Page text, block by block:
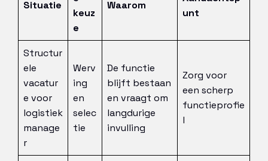
Situatie
keuz
e
Waarom
unt
Structur
ele
vacatur
e voor
logistiek
manage
r
Werv
ing
en
selec
tie
De functie
blijft bestaan
en vraagt om
langdurige
invulling
Zorg voor
een scherp
functieprofie
l